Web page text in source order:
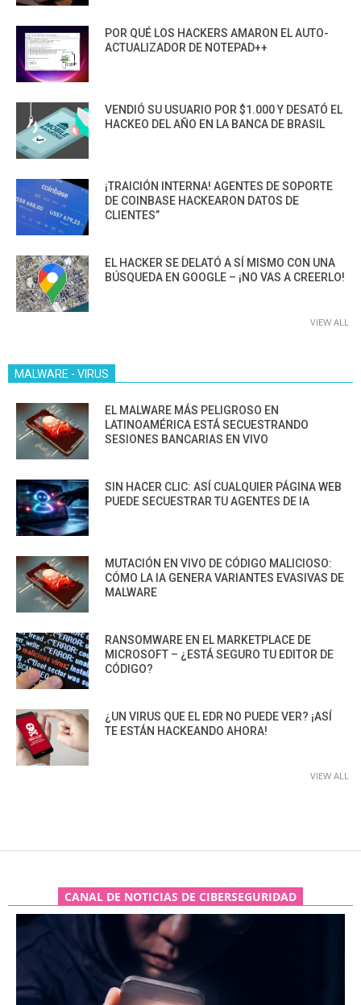
POR QUÉ LOS HACKERS AMARON EL AUTO-
ACTUALIZADOR DE NOTEPAD++
VENDIÓ SU USUARIO POR $1.000 Y DESATÓ EL
HACKEO DEL AÑO EN LA BANCA DE BRASIL
¡TRAICIÓN INTERNA! AGENTES DE SOPORTE
DE COINBASE HACKEARON DATOS DE
CLIENTES”
EL HACKER SE DELATÓ A SÍ MISMO CON UNA
BÚSQUEDA EN GOOGLE – ¡NO VAS A CREERLO!
VIEW ALL
MALWARE - VIRUS
EL MALWARE MÁS PELIGROSO EN
LATINOAMÉRICA ESTÁ SECUESTRANDO
SESIONES BANCARIAS EN VIVO
SIN HACER CLIC: ASÍ CUALQUIER PÁGINA WEB
PUEDE SECUESTRAR TU AGENTES DE IA
MUTACIÓN EN VIVO DE CÓDIGO MALICIOSO:
CÓMO LA IA GENERA VARIANTES EVASIVAS DE
MALWARE
RANSOMWARE EN EL MARKETPLACE DE
MICROSOFT – ¿ESTÁ SEGURO TU EDITOR DE
CÓDIGO?
¿UN VIRUS QUE EL EDR NO PUEDE VER? ¡ASÍ
TE ESTÁN HACKEANDO AHORA!
VIEW ALL
CANAL DE NOTICIAS DE CIBERSEGURIDAD